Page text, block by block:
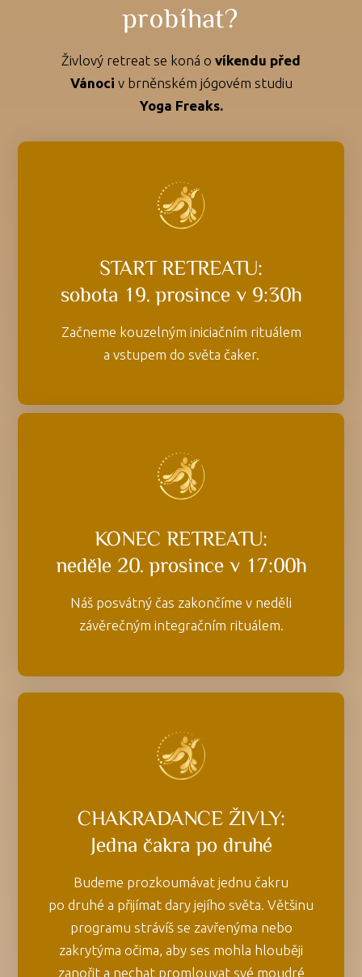
probíhat?
Živlový retreat se koná o víkendu před
Vánoci v brněnském jógovém studiu
Yoga Freaks.
START RETREATU:
sobota 19. prosince v 9:30h
Začneme kouzelným iniciačním rituálem
a vstupem do světa čaker.
KONEC RETREATU:
neděle 20. prosince v 17:00h
Náš posvátný čas zakončíme v neděli
závěrečným integračním rituálem.
CHAKRADANCE ŽIVLY:
Jedna čakra po druhé
Budeme prozkoumávat jednu čakru
po druhé a přijímat dary jejího světa. Většinu
programu strávíš se zavřenýma nebo
zakrytýma očima, aby ses mohla hlouběji
zanořit a nechat promlouvat své moudré